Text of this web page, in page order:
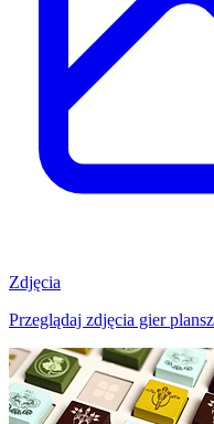
Zdjęcia
Przeglądaj zdjęcia gier